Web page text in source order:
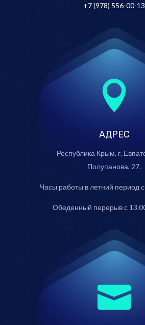
+7 (978) 556-00-13

АДРЕС
Республика Крым, г.
Полупанова, 27.
Часы работы в летний период
Обеденный перерыв с
